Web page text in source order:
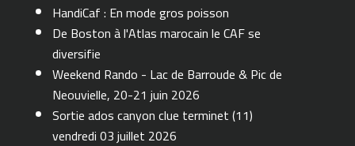
HandiCaf : En mode gros poisson
De Boston à l'Atlas marocain le CAF se
diversifie
Weekend Rando - Lac de Barroude & Pic de
Neouvielle, 20-21 juin 2026
Sortie ados canyon clue terminet (11)
vendredi 03 juillet 2026